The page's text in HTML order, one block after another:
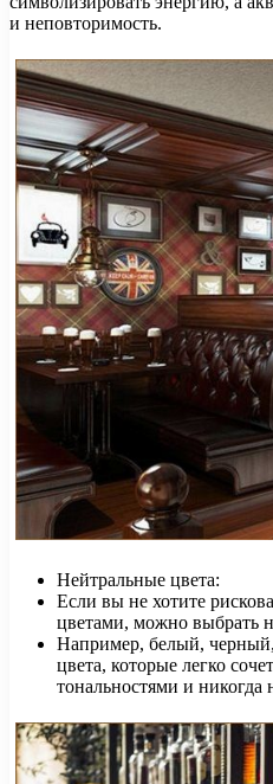
и неповторимость.
Нейтральные цвета:
Если вы не хотите
цветами, можно выбрать
Например, белый,
цвета, которые легко
тональностями и никогда